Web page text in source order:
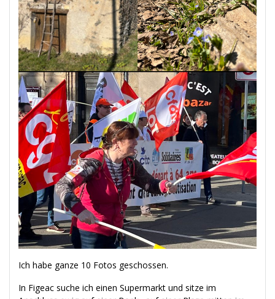
Ich habe ganze 10 Fotos geschossen.
In Figeac suche ich einen Supermarkt und sitze im